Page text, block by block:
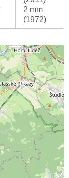
2 mm
(1972)